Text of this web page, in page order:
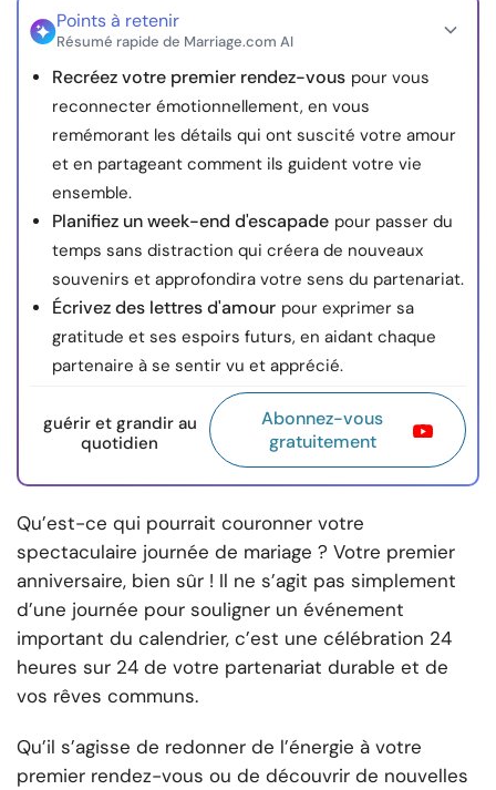
© Copyright 2026. Tous droits réservés.
Points à retenir
Résumé rapide de Marriage.com AI
Recréez votre premier rendez-vous pour vous
reconnecter émotionnellement, en vous
remémorant les détails qui ont suscité votre amour
et en partageant comment ils guident votre vie
ensemble.
Planifiez un week-end d'escapade pour passer du
temps sans distraction qui créera de nouveaux
souvenirs et approfondira votre sens du partenariat.
Écrivez des lettres d'amour pour exprimer sa
gratitude et ses espoirs futurs, en aidant chaque
partenaire à se sentir vu et apprécié.
guérir et grandir au
quotidien
Abonnez-vous
gratuitement
Qu’est-ce qui pourrait couronner votre
spectaculaire journée de mariage ? Votre premier
anniversaire, bien sûr ! Il ne s’agit pas simplement
d’une journée pour souligner un événement
important du calendrier, c’est une célébration 24
heures sur 24 de votre partenariat durable et de
vos rêves communs.
Qu’il s’agisse de redonner de l’énergie à votre
premier rendez-vous ou de découvrir de nouvelles